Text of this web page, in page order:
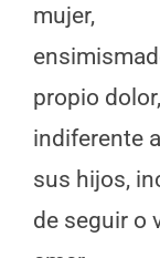
mujer,
propio dolor,
indiferente
sus hijos,
de seguir o